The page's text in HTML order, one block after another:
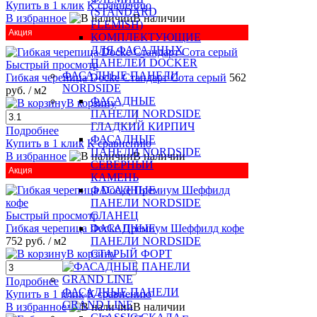
(STANDARD
FLEMISH)
КОМПЛЕКТУЮЩИЕ
ДЛЯ ФАСАДНЫХ
ПАНЕЛЕЙ DOCKER
ФАСАДНЫЕ ПАНЕЛИ
NORDSIDE
ФАСАДНЫЕ
ПАНЕЛИ NORDSIDE
ГЛАДКИЙ КИРПИЧ
ФАСАДНЫЕ
ПАНЕЛИ NORDSIDE
СЕВЕРНЫЙ
КАМЕНЬ
ФАСАДНЫЕ
ПАНЕЛИ NORDSIDE
СЛАНЕЦ
ФАСАДНЫЕ
ПАНЕЛИ NORDSIDE
СТАРЫЙ ФОРТ
ФАСАДНЫЕ ПАНЕЛИ
GRAND LINE
Купить в 1 клик К сравнению
В избранное
В наличии
Акция
Быстрый просмотр
Гибкая черепица Docke Стандарт Сота серый 562
руб. / м2
В корзину
Подробнее
Купить в 1 клик К сравнению
В избранное
В наличии
Акция
Быстрый просмотр
Гибкая черепица Docke Премиум Шеффилд кофе
752 руб. / м2
В корзину
Подробнее
Купить в 1 клик К сравнению
В избранное
В наличии